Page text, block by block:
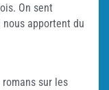
On sent
apportent du
romans sur les